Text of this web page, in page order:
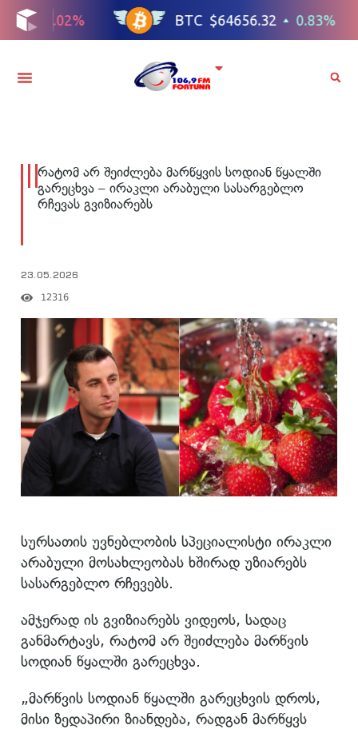
რატომ არ შეიძლება მარწყვის სოდიან წყალში
გარეცხვა – ირაკლი არაბული სასარგებლო
რჩევას გვიზიარებს
23.05.2026
12316
სურსათის უვნებლობის სპეციალისტი ირაკლი
არაბული მოსახლეობას ხშირად უზიარებს
სასარგებლო რჩევებს.
ამჯერად ის გვიზიარებს ვიდეოს, სადაც
განმარტავს, რატომ არ შეიძლება მარწვის
სოდიან წყალში გარეცხვა.
„მარწვის სოდიან წყალში გარეცხვის დროს,
მისი ზედაპირი ზიანდება, რადგან მარწყვს